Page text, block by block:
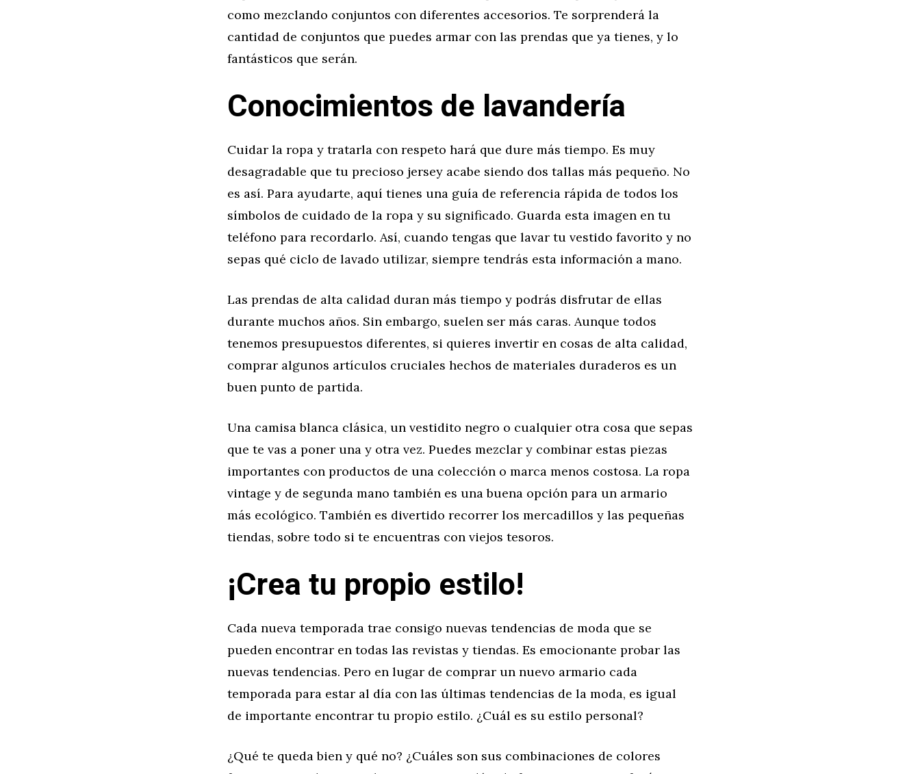
como mezclando conjuntos con diferentes accesorios. Te sorprenderá la
cantidad de conjuntos que puedes armar con las prendas que ya tienes, y lo
fantásticos que serán.
Conocimientos de lavandería
Cuidar la ropa y tratarla con respeto hará que dure más tiempo. Es muy
desagradable que tu precioso jersey acabe siendo dos tallas más pequeño. No
es así. Para ayudarte, aquí tienes una guía de referencia rápida de todos los
símbolos de cuidado de la ropa y su significado. Guarda esta imagen en tu
teléfono para recordarlo. Así, cuando tengas que lavar tu vestido favorito y no
sepas qué ciclo de lavado utilizar, siempre tendrás esta información a mano.
Las prendas de alta calidad duran más tiempo y podrás disfrutar de ellas
durante muchos años. Sin embargo, suelen ser más caras. Aunque todos
tenemos presupuestos diferentes, si quieres invertir en cosas de alta calidad,
comprar algunos artículos cruciales hechos de materiales duraderos es un
buen punto de partida.
Una camisa blanca clásica, un vestidito negro o cualquier otra cosa que sepas
que te vas a poner una y otra vez. Puedes mezclar y combinar estas piezas
importantes con productos de una colección o marca menos costosa. La ropa
vintage y de segunda mano también es una buena opción para un armario
más ecológico. También es divertido recorrer los mercadillos y las pequeñas
tiendas, sobre todo si te encuentras con viejos tesoros.
¡Crea tu propio estilo!
Cada nueva temporada trae consigo nuevas tendencias de moda que se
pueden encontrar en todas las revistas y tiendas. Es emocionante probar las
nuevas tendencias. Pero en lugar de comprar un nuevo armario cada
temporada para estar al día con las últimas tendencias de la moda, es igual
de importante encontrar tu propio estilo. ¿Cuál es su estilo personal?
¿Qué te queda bien y qué no? ¿Cuáles son sus combinaciones de colores